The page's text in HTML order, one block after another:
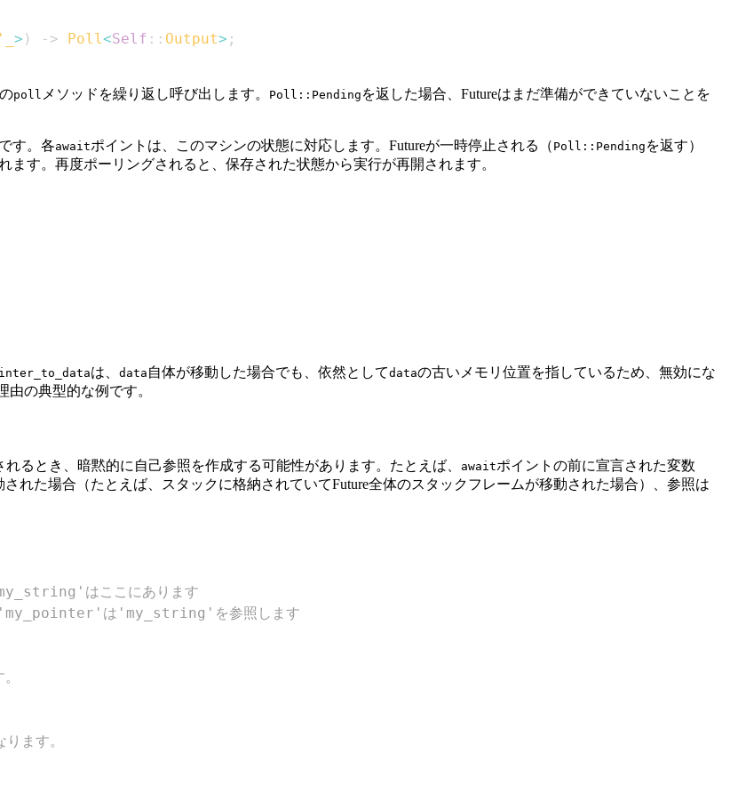
'_ > ) -> Poll<Self :: Output> ;
poll メソッドを繰り返し呼び出します。 Poll::Pending を返した場合、Futureはまだ準備ができていないことを
す。各awaitポイントは、このマシンの状態に対応します。Futureが一時停止される（ Poll::Pending を返す）
す。再度ポーリングされると、保存された状態から実行が再開されます。
は、 data 自体が移動した場合でも、依然としてdataの古いメモリ位置を指しているため、無効にな
の典型的な例です。
るとき、暗黙的に自己参照を作成する可能性があります。たとえば、 awaitポイントの前に宣言された変数
れた場合（たとえば、スタックに格納されていてFuture全体のスタックフレームが移動された場合）、参照は
はここにあります
は'my_string'を参照します
ます。